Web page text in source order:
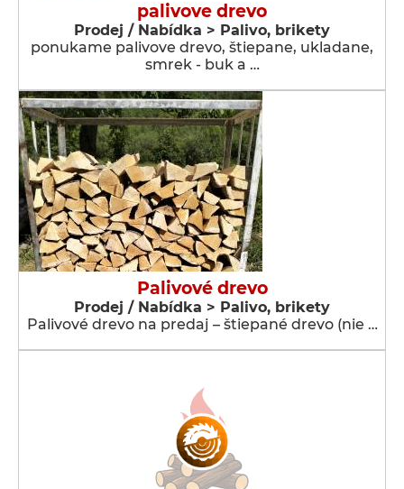
palivove drevo
Prodej / Nabídka > Palivo, brikety
ponukame palivove drevo, štiepane, ukladane,
smrek - buk a …
Palivové drevo
Prodej / Nabídka > Palivo, brikety
Palivové drevo na predaj – štiepané drevo (nie …